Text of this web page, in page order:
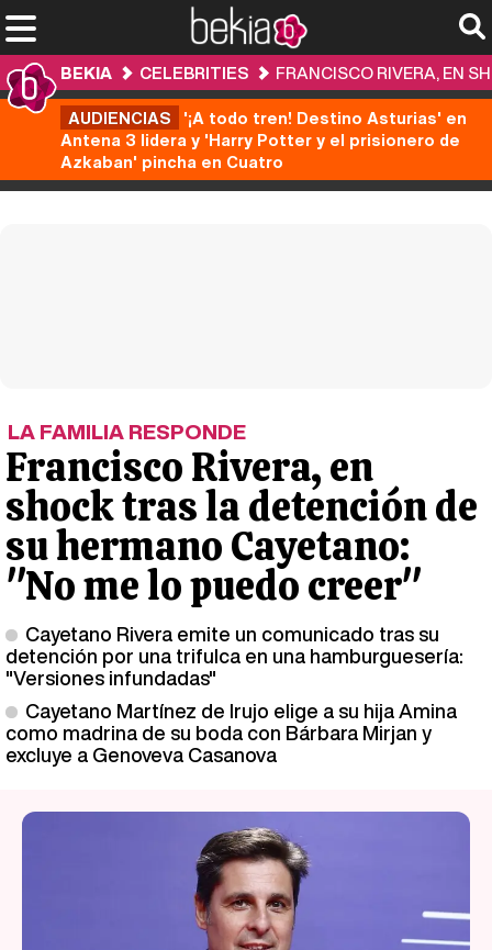
BEKIA CELEBRITIES
FRANCISCO RIVERA, EN
AUDIENCIAS '¡A todo tren! Destino Asturias' en
Antena 3 lidera y 'Harry Potter y el prisionero de
Azkaban' pincha en Cuatro
LA FAMILIA RESPONDE
Francisco Rivera, en
shock tras la detención de
su hermano Cayetano:
"No me lo puedo creer"
Cayetano Rivera emite un comunicado tras su
detención por una trifulca en una hamburguesería:
"Versiones infundadas"
Cayetano Martínez de Irujo elige a su hija Amina
como madrina de su boda con Bárbara Mirjan y
excluye a Genoveva Casanova